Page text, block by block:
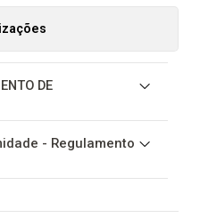
DE
- Regulamento